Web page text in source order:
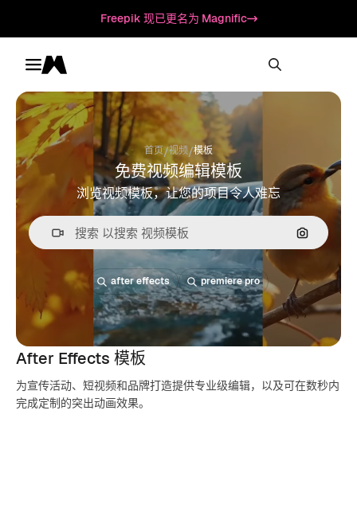
Freepik 现已更名为 Magnific
Toggle menu
Magnific
首页/视频/模板
免费视频编辑模板
浏览视频模板，让您的项目令人难忘
通过图片
after effects premiere pro
After Effects 模板
为宣传活动、短视频和品牌打造提供专业级编辑，以及可在数秒内
完成定制的突出动画效果。